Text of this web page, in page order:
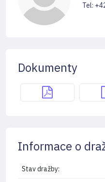
Tel:
Dokumenty
Informace o
Stav dražby: